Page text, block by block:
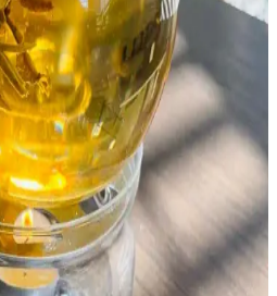
sağlıklı birleşimiyle
Protein ve vitamin deposu bu
besleyici özellikleriyle öne çıkar.
ve Geleneksel Susam
doğal içerikleriyle geleneksel
susam ürünüdür. Çok yönlü
modern ve geleneksel tatları bir
Tatlar ve Güncel